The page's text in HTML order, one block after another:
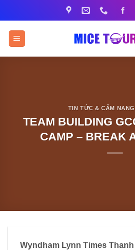
qua
nội
dung
TIN TỨC & CẨM
TEAM BUILDING
CAMP – BREAK
Wyndham Lynn Times